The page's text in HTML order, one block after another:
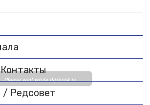
Please wait while flipbook is
loading. For more related info,
FAQs and issues please refer
/ Редсовет